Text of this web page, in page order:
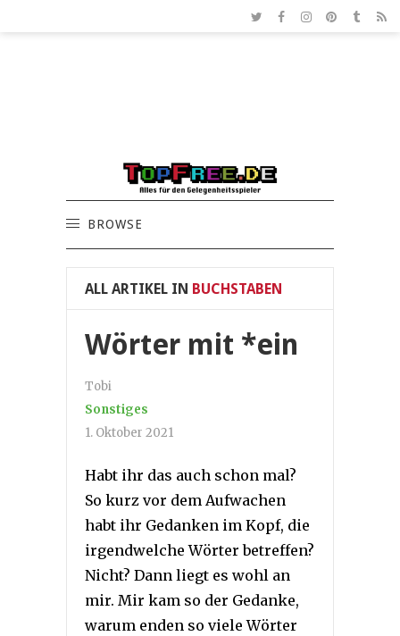
BROWSE
ALL ARTIKEL IN BUCHSTABEN
Wörter mit *ein
Tobi
Sonstiges
1. Oktober 2021
Habt ihr das auch schon mal?
So kurz vor dem Aufwachen
habt ihr Gedanken im Kopf, die
irgendwelche Wörter betreffen?
Nicht? Dann liegt es wohl an
mir. Mir kam so der Gedanke,
warum enden so viele Wörter